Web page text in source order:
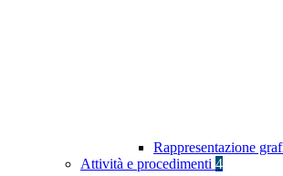
Rappresentazione
Attività e procedimenti 4